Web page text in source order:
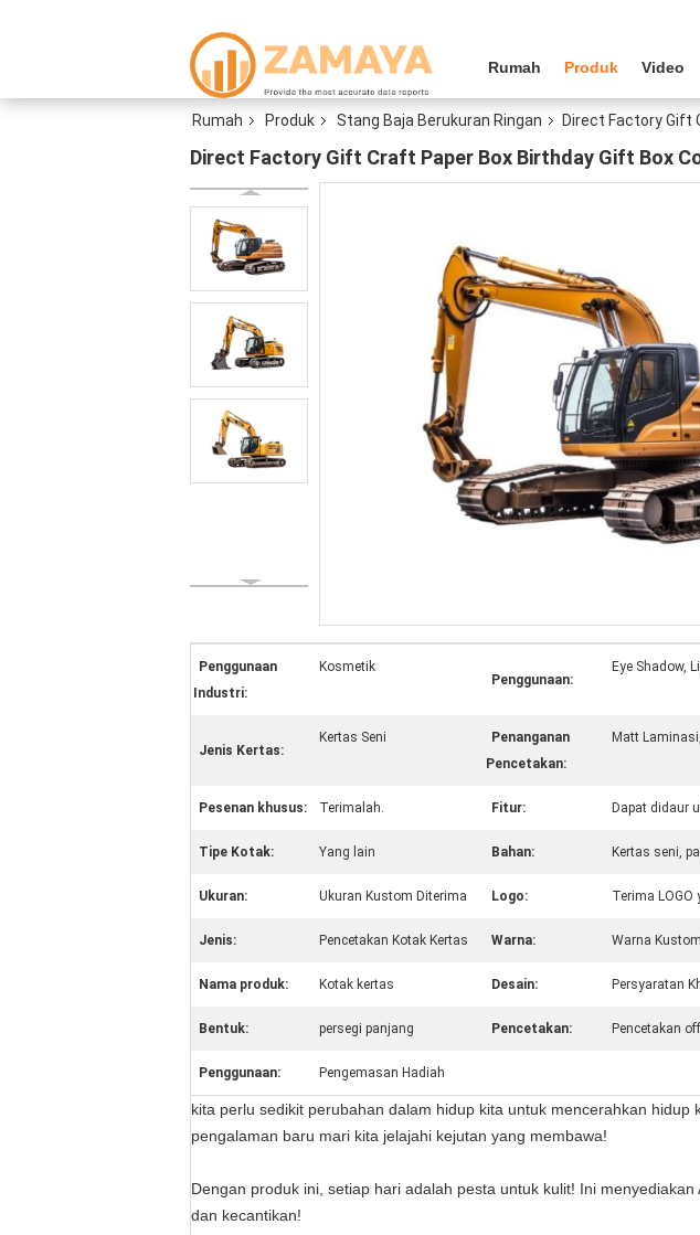
Rumah Produk Video
Rumah Produk Stang Baja Berukuran Ringan Direct Factory Gift
Direct Factory Gift Craft Paper Box Birthday Gift Box
Penggunaan
Industri:
Kosmetik
Penggunaan:
Eye Shadow,
Jenis Kertas:
Kertas Seni
Penanganan
Pencetakan:
Matt
Pesenan khusus: Terimalah. Fitur: Dapat didaur
Tipe Kotak: Yang lain Bahan: Kertas seni,
Ukuran: Ukuran Kustom Diterima Logo: Terima
Jenis: Pencetakan Kotak Kertas Warna: Warna
Nama produk: Kotak kertas Desain: Persyaratan
Bentuk: persegi panjang Pencetakan: Pencetakan
Penggunaan: Pengemasan Hadiah
kita perlu sedikit perubahan dalam hidup kita untuk mencerahkan
pengalaman baru mari kita jelajahi kejutan yang membawa!
Dengan produk ini, setiap hari adalah pesta untuk kulit! Ini
dan kecantikan!